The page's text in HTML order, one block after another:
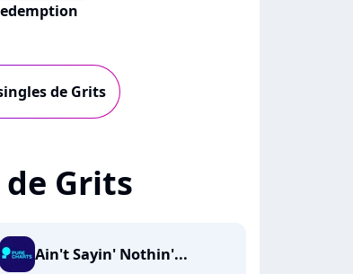
de Grits
Grits
Ain't Sayin' Nothin'...